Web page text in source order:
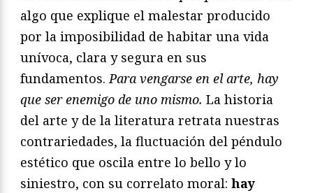
algo que explique el malestar producido
por la imposibilidad de habitar una vida
unívoca, clara y segura en sus
fundamentos.Para vengarse en el arte, hay
que ser enemigo de uno mismo. La historia
del arte y de la literatura retrata nuestras
contrariedades, la fluctuación del péndulo
estético que oscila entre lo bello y lo
siniestro, con su correlato moral: hay